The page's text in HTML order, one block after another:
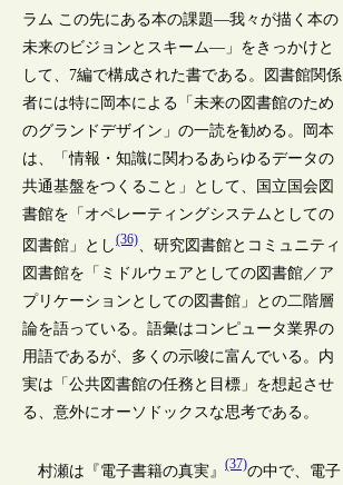
ラム この先にある本の課題―我々が描く本の
未来のビジョンとスキーム―」をきっかけと
して、7編で構成された書である。図書館関係
者には特に岡本による「未来の図書館のため
のグランドデザイン」の一読を勧める。岡本
は、「情報・知識に関わるあらゆるデータの
共通基盤をつくること」として、国立国会図
書館を「オペレーティングシステムとしての
図書館」とし(36)、研究図書館とコミュニティ
図書館を「ミドルウェアとしての図書館／ア
プリケーションとしての図書館」との二階層
論を語っている。語彙はコンピュータ業界の
用語であるが、多くの示唆に富んでいる。内
実は「公共図書館の任務と目標」を想起させ
る、意外にオーソドックスな思考である。
村瀬は『電子書籍の真実』(37)の中で、電子